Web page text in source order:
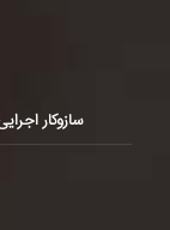
سازوکار